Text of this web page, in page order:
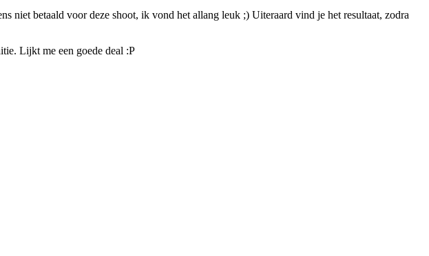
betaald voor deze shoot, ik vond het allang leuk ;) Uiteraard vind je het resultaat, zodra
Lijkt me een goede deal :P